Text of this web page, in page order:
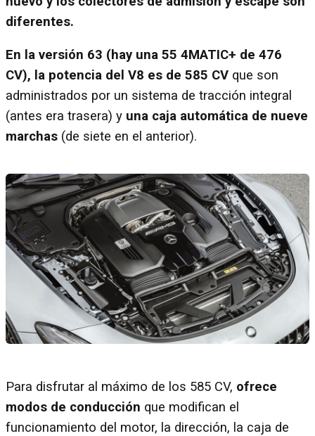
diferentes.
En la versión 63 (hay una 55 4MATIC+ de 476
CV), la potencia del V8 es de 585 CV que son
administrados por un sistema de tracción integral
(antes era trasera) y una caja automática de nueve
marchas (de siete en el anterior).
Para disfrutar al máximo de los 585 CV, ofrece
modos de conducción que modifican el
funcionamiento del motor, la dirección, la caja de